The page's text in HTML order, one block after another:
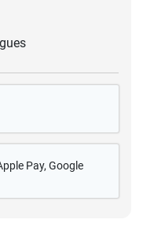
Pay, Google